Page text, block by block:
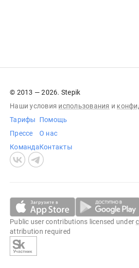
© 2013 — 2026. Stepik
Наши условия использования и
Тарифы
Прессе
Команда
Помощь
О нас
Контакты
Public user contributions licensed under
attribution required